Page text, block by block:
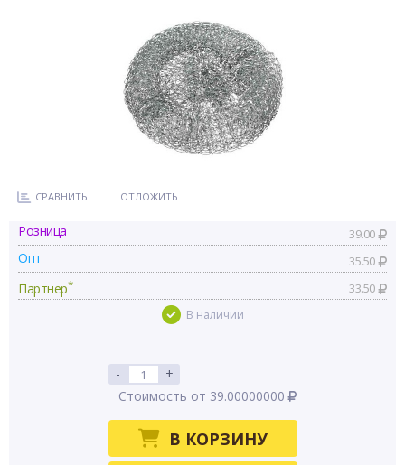
СРАВНИТЬ ОТЛОЖИТЬ
Розница 39.00
Опт 35.50
Партнер* 33.50
В наличии
-
+
Стоимость от 39.00000000
В КОРЗИНУ